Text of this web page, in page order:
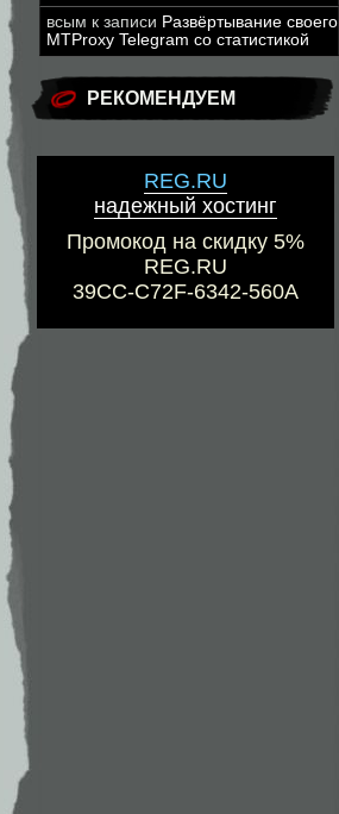
всым к записи Развёртывание своего
MTProxy Telegram со статистикой
РЕКОМЕНДУЕМ
REG.RU
надежный хостинг
Промокод на скидку 5%
REG.RU
39CC-C72F-6342-560A